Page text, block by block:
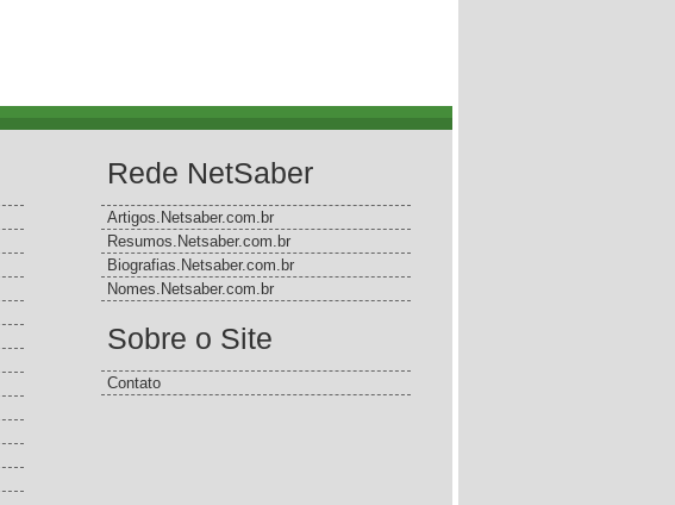
Rede NetSaber
Artigos.Netsaber.com.br
Resumos.Netsaber.com.br
Biografias.Netsaber.com.br
Nomes.Netsaber.com.br
Sobre o Site
Contato